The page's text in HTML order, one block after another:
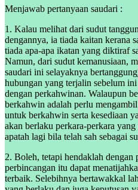
Menjawab pertanyaan saudari :
1. Kalau melihat dari sudut
dengannya, ia tiada kaitan kerana
tiada apa-apa ikatan yang diktiraf
Namun, dari sudut kemanusiaan,
saudari ini selayaknya
hubungan yang terjalin sebelum ini
dengan perkahwinan. Walaupun
berkahwin adalah perlu
untuk berkahwin serta kesediaan
akan berlaku perkara-perkara
apatah lagi bila telah sah sebagai
2. Boleh, tetapi hendaklah dengan
perbincangan itu dapat
terbaik. Selebihnya bertawakkal